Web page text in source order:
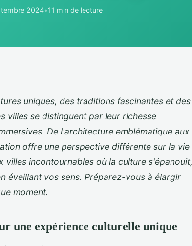
2024•11 min de lecture
uniques, des traditions fascinantes et des
villes se distinguent par leur richesse
De l'architecture emblématique aux
offre une perspective différente sur la vie
villes incontournables où la culture s'épanouit,
éveillant vos sens. Préparez-vous à élargir
moment.
une expérience culturelle unique